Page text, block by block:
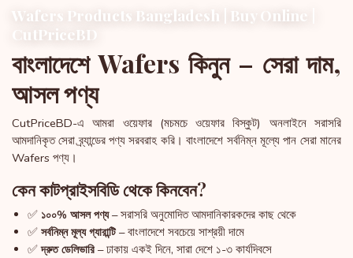
Wafers Products Bangladesh | Buy Online |
CutPriceBD
বাংলাদেশে Wafers কিনুন – সেরা দাম,
আসল পণ্য
CutPriceBD-এ আমরা ওয়েফার (মচমচে ওয়েফার বিস্কুট) অনলাইনে সরাসরি
আমদানিকৃত সেরা ব্র্যান্ডের পণ্য সরবরাহ করি। বাংলাদেশে সর্বনিম্ন মূল্যে পান সেরা মানের
Wafers পণ্য।
কেন কাটপ্রাইসবিডি থেকে কিনবেন?
✅ ১০০% আসল পণ্য– সরাসরি অনুমোদিত আমদানিকারকদের কাছ থেকে
✅ সর্বনিম্ন মূল্য গ্যারান্টি– বাংলাদেশে সবচেয়ে সাশ্রয়ী দামে
✅দ্রুত ডেলিভারি – ঢাকায় একই দিনে, সারা দেশে ১-৩ কার্যদিবসে